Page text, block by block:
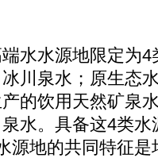
水源地限定为4
川泉水；原生态
的饮用天然矿泉
水。具备这4类
源地的共同特征